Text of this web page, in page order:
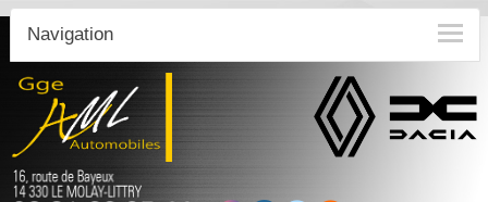
Navigation